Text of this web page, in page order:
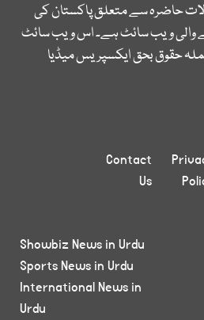
حاضرہ سے متعلق پاکستان کی
والی ویب سائٹ ہے۔ اس ویب سائٹ
حقوق بحق ایکسپریس میڈیا
Contact
Us
Showbiz News in Urdu
Sports News in Urdu
International News in
Urdu